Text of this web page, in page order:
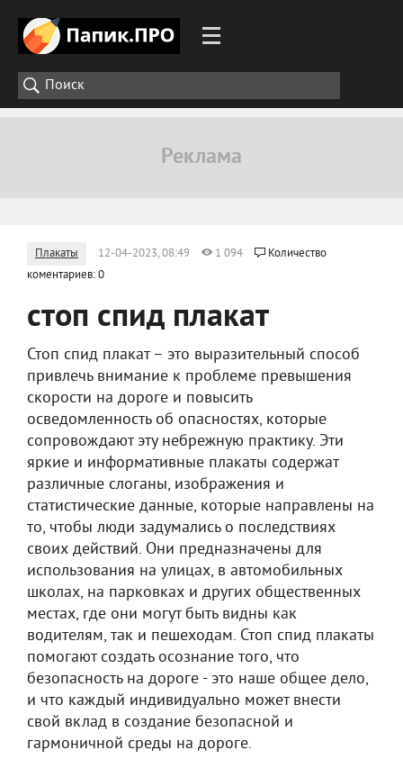
Плакаты 12-04-2023, 08:49 1 094
Количество
коментариев: 0
стоп спид плакат
Стоп спид плакат – это выразительный способ
привлечь внимание к проблеме превышения
скорости на дороге и повысить
осведомленность об опасностях, которые
сопровождают эту небрежную практику. Эти
яркие и информативные плакаты содержат
различные слоганы, изображения и
статистические данные, которые направлены на
то, чтобы люди задумались о последствиях
своих действий. Они предназначены для
использования на улицах, в автомобильных
школах, на парковках и других общественных
местах, где они могут быть видны как
водителям, так и пешеходам. Стоп спид плакаты
помогают создать осознание того, что
безопасность на дороге - это наше общее дело,
и что каждый индивидуально может внести
свой вклад в создание безопасной и
гармоничной среды на дороге.